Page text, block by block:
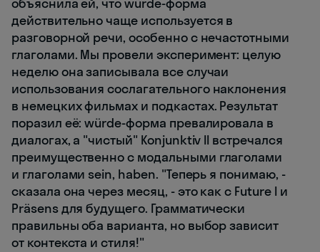
объяснила ей, что würde-форма
действительно чаще используется в
разговорной речи, особенно с нечастотными
глаголами. Мы провели эксперимент: целую
неделю она записывала все случаи
использования сослагательного наклонения
в немецких фильмах и подкастах. Результат
поразил её: würde-форма превалировала в
диалогах, а "чистый" Konjunktiv II встречался
преимущественно с модальными глаголами
и глаголами sein, haben. "Теперь я понимаю, -
сказала она через месяц, - это как с Future I и
Präsens для будущего. Грамматически
правильны оба варианта, но выбор зависит
от контекста и стиля!"